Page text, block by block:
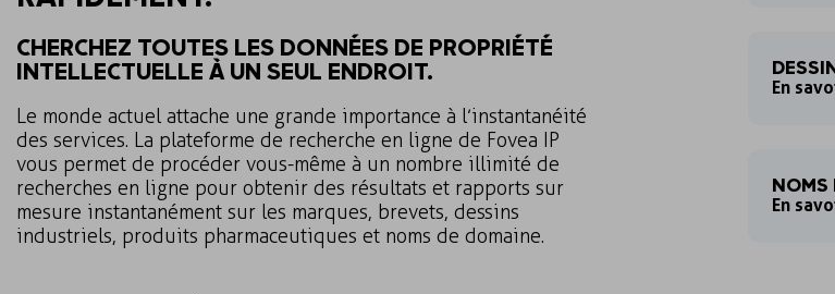
CHERCHEZ TOUTES LES DONNÉES DE PROPRIÉTÉ
INTELLECTUELLE À UN SEUL ENDROIT.
Le monde actuel attache une grande importance à l’instantanéité
des services. La plateforme de recherche en ligne de Fovea IP
vous permet de procéder vous-même à un nombre illimité de
recherches en ligne pour obtenir des résultats et rapports sur
mesure instantanément sur les marques, brevets, dessins
industriels, produits pharmaceutiques et noms de domaine.
En
NOMS
En